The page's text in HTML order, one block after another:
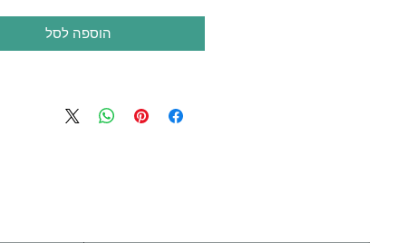
Free, Quick Drying Material
הוספה לסל